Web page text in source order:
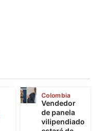
Colombia
Vendedor
de panela
vilipendiado